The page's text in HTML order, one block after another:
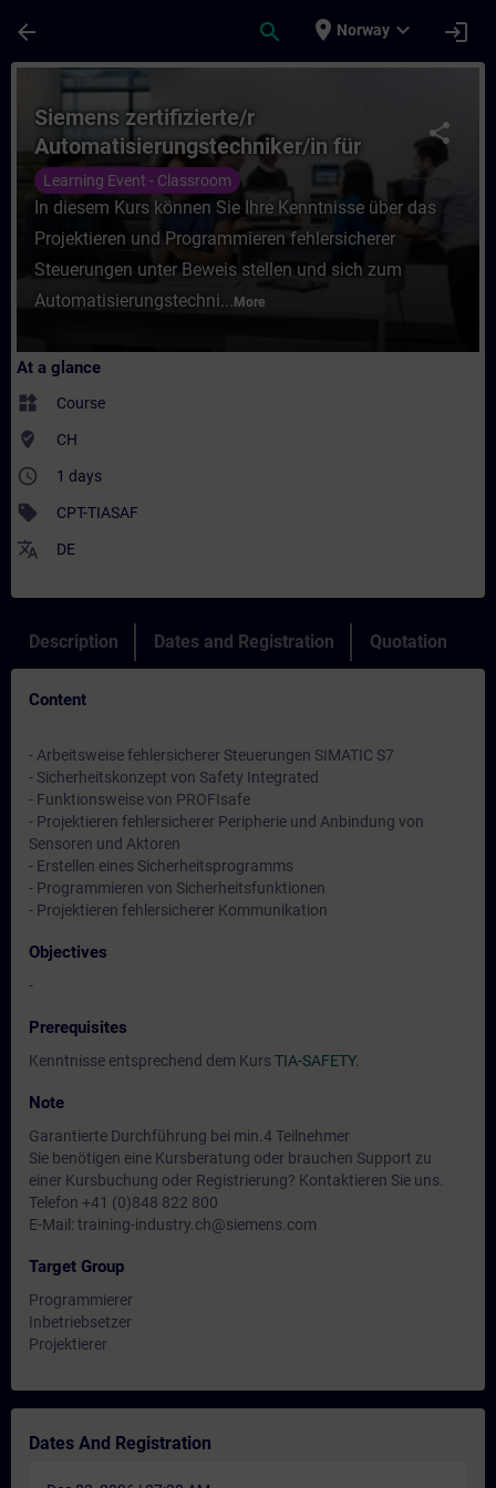
arrow_back search place Norway expand_more login
Course - Siemens zertifizierte/r
share
Siemens zertifizierte/r
Automatisierungstechniker/in für
SIMATIC Safety - Projektieren und
Programmieren
Learning Event - Classroom
In diesem Kurs können Sie Ihre Kenntnisse über das
Projektieren und Programmieren fehlersicherer
Steuerungen unter Beweis stellen und sich zum
Automatisierungstechni... More
At a glance
widgets Course
where_to_vote CH
access_time 1 days
sell CPT-TIASAF
translate DE
Description Dates and Registration Quotation
Content
- Arbeitsweise fehlersicherer Steuerungen SIMATIC S7
- Sicherheitskonzept von Safety Integrated
- Funktionsweise von PROFIsafe
- Projektieren fehlersicherer Peripherie und Anbindung von
Sensoren und Aktoren
- Erstellen eines Sicherheitsprogramms
- Programmieren von Sicherheitsfunktionen
- Projektieren fehlersicherer Kommunikation
Objectives
-
Prerequisites
Kenntnisse entsprechend dem Kurs TIA-SAFETY.
Note
Garantierte Durchführung bei min.4 Teilnehmer
Sie benötigen eine Kursberatung oder brauchen Support zu
einer Kursbuchung oder Registrierung? Kontaktieren Sie uns.
Telefon +41 (0)848 822 800
E-Mail: training-industry.ch@siemens.com
Target Group
Programmierer
Inbetriebsetzer
Projektierer
Dates And Registration